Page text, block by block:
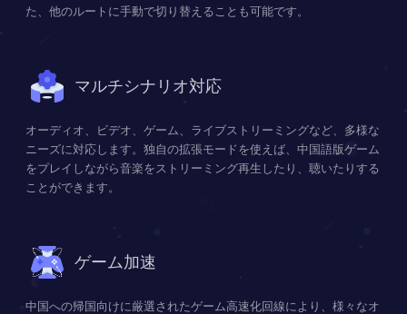
た、他のルートに手動で切り替えることも可能です。
マルチシナリオ対応
オーディオ、ビデオ、ゲーム、ライブストリーミングなど、多様な
ニーズに対応します。独自の拡張モードを使えば、中国語版ゲーム
をプレイしながら音楽をストリーミング再生したり、聴いたりする
ことができます。
ゲーム加速
中国への帰国向けに厳選されたゲーム高速化回線により、様々なオ